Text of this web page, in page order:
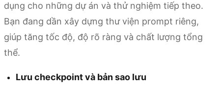
dụng cho những dự án và thử nghiệm tiếp theo.
Bạn đang dần xây dựng thư viện prompt riêng,
giúp tăng tốc độ, độ rõ ràng và chất lượng tổng
thể.
Lưu checkpoint và bản sao lưu